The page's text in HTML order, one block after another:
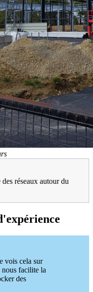
réseaux autour du
vois cela sur
facilite la
des